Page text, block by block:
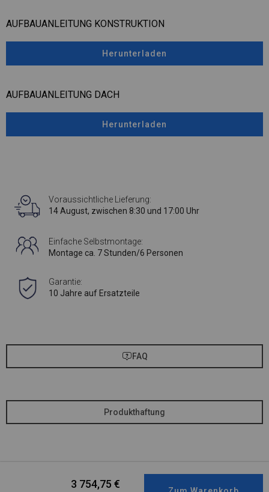
AUFBAUANLEITUNG KONSTRUKTION
Herunterladen
AUFBAUANLEITUNG DACH
Herunterladen
Voraussichtliche Lieferung:
14 August, zwischen 8:30 und 17:00 Uhr
Einfache Selbstmontage:
Montage ca. 7 Stunden/6 Personen
Garantie:
10 Jahre auf Ersatzteile
FAQ
Produkthaftung
3 754,75€